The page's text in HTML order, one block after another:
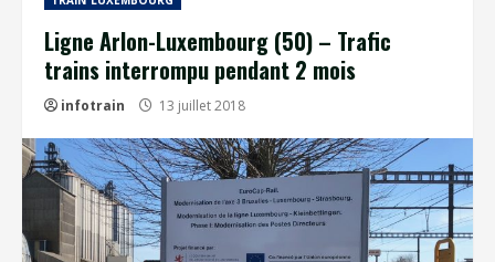
Ligne Arlon-Luxembourg (50) – Trafic
trains interrompu pendant 2 mois
infotrain 13 juillet 2018